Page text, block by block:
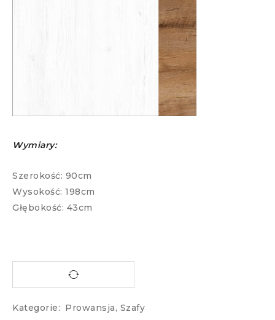
Wymiary:
Szerokość: 90cm
Wysokość: 198cm
Głębokość: 43cm
Kategorie: Prowansja, Szafy